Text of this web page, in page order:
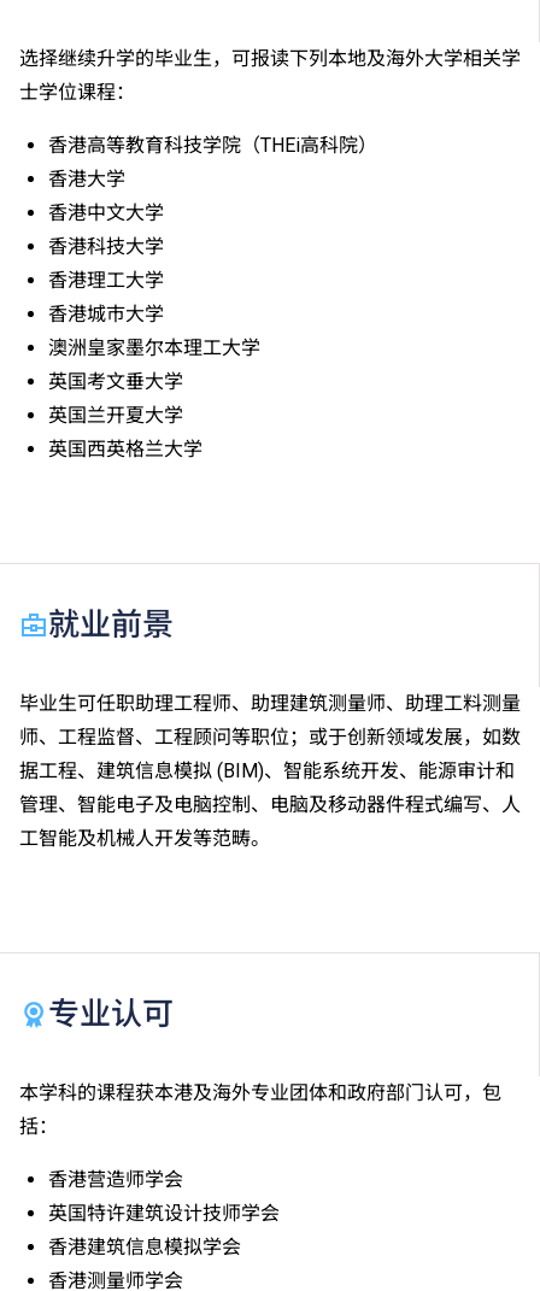
选择继续升学的毕业生，可报读下列本地及海外大学相关学
士学位课程：
香港高等教育科技学院（THEi高科院）
香港大学
香港中文大学
香港科技大学
香港理工大学
香港城巿大学
澳洲皇家墨尔本理工大学
英国考文垂大学
英国兰开夏大学
英国西英格兰大学
就业前景
毕业生可任职助理工程师、助理建筑测量师、助理工料测量
师、工程监督、工程顾问等职位；或于创新领域发展，如数
据工程、建筑信息模拟 (BIM)、智能系统开发、能源审计和
管理、智能电子及电脑控制、电脑及移动器件程式编写、人
工智能及机械人开发等范畴。
专业认可
本学科的课程获本港及海外专业团体和政府部门认可，包
括：
香港营造师学会
英国特许建筑设计技师学会
香港建筑信息模拟学会
香港测量师学会